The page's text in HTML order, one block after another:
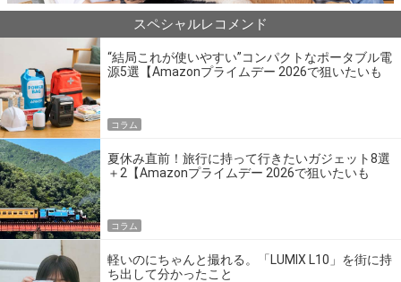
スペシャルレコメンド
“結局これが使いやすい”コンパクトなポータブル電
源5選【Amazonプライムデー 2026で狙いたいも
コラム
夏休み直前！旅行に持って行きたいガジェット8選
＋2【Amazonプライムデー 2026で狙いたいも
コラム
軽いのにちゃんと撮れる。「LUMIX L10」を街に持
ち出して分かったこと